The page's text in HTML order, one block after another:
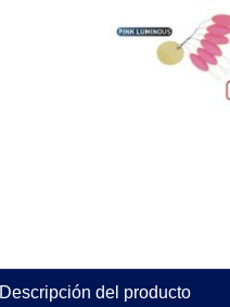
Descripción del producto